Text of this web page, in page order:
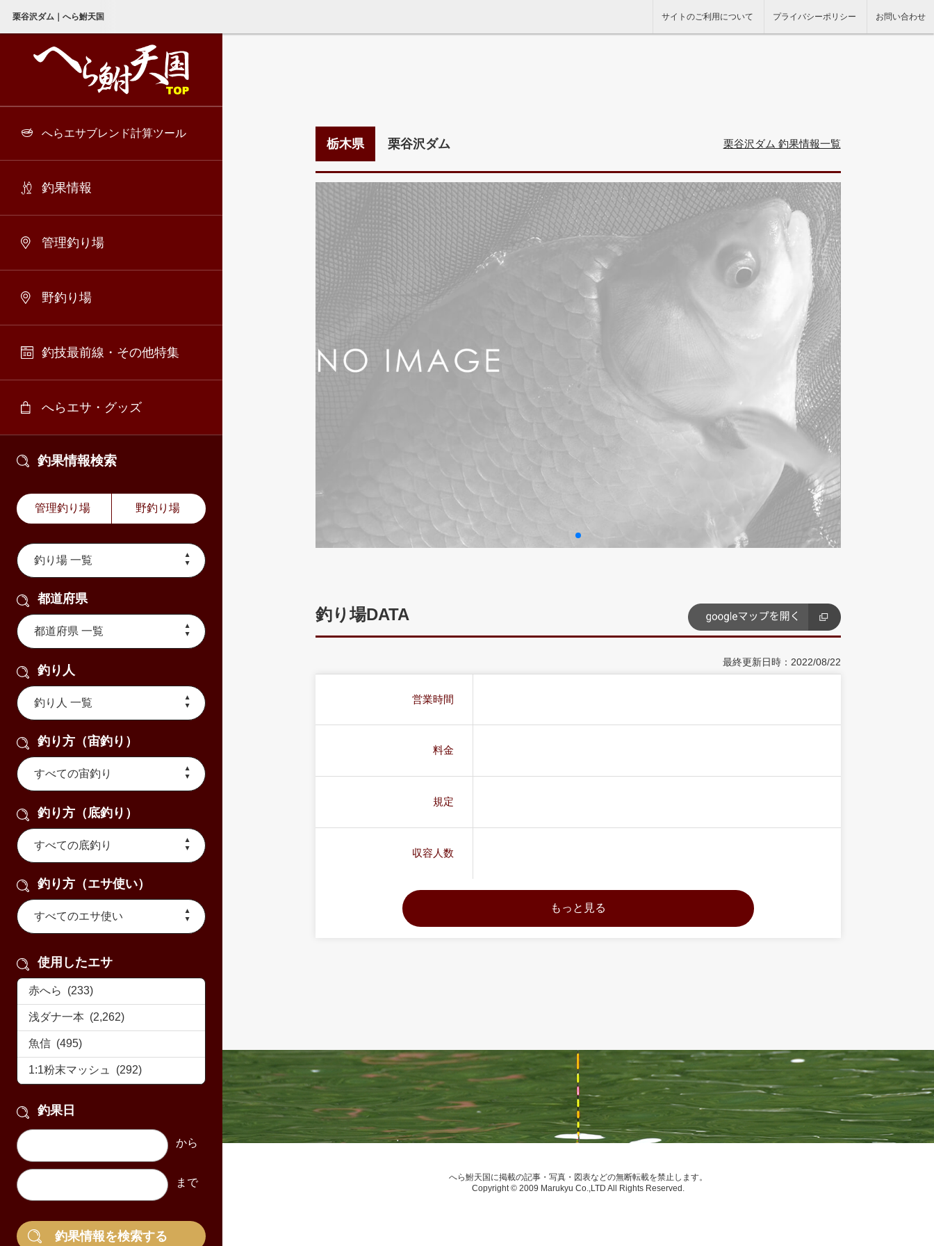
栗谷沢ダム｜へら鮒天国 サイトのご利用について プライバシーポリシー お問い合わせ
へらエサブレンド計算ツール
釣果情報
管理釣り場
野釣り場
釣技最前線・その他特集
へらエサ・グッズ
釣果情報検索
管理釣り場 野釣り場
都道府県
釣り人
釣り方（宙釣り）
釣り方（底釣り）
釣り方（エサ使い）
使用したエサ
釣果日
栃木県 栗谷沢ダム 栗谷沢ダム 釣果情報一覧
釣り場DATA
最終更新日時：2022/08/22
営業時間
料金
規定
収容人数
へら鮒天国に掲載の記事・写真・図表などの無断転載を禁止します。
Copyright © 2009 Marukyu Co.,LTD All Rights Reserved.